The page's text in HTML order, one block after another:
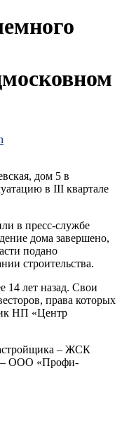
дом 5 в
в III квартале
в пресс-службе
дома завершено,
подано
строительства.
14 лет назад. Свои
права которых
НП «Центр
– ЖСК
– ООО «Профи-